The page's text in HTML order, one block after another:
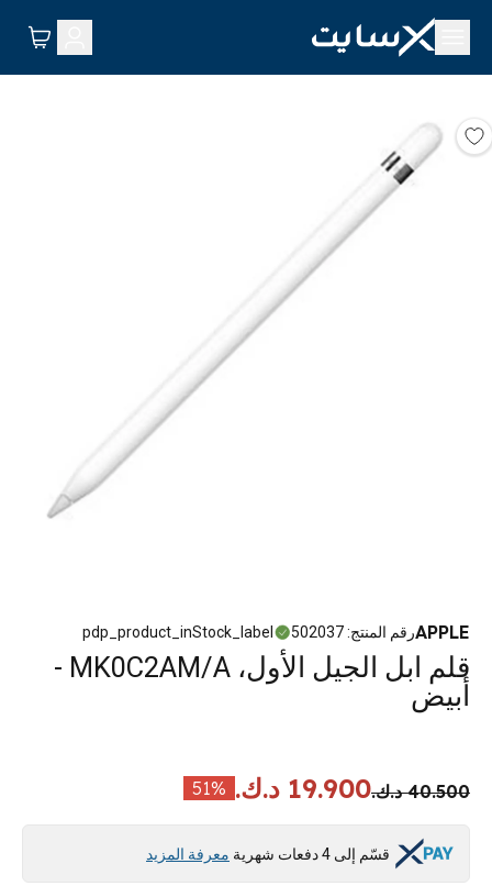
APPLEرقم المنتج:
502037
pdp_product_inStock_label
قلم ابل الجيل الأول، MK0C2AM/A -
أبيض
40.500 د.ك. 19.900 د.ك. 51%
قسّم إلى 4 دفعات شهرية معرفة المزيد